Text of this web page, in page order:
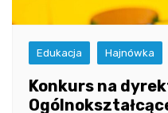
Edukacja Hajnówka
Konkurs na